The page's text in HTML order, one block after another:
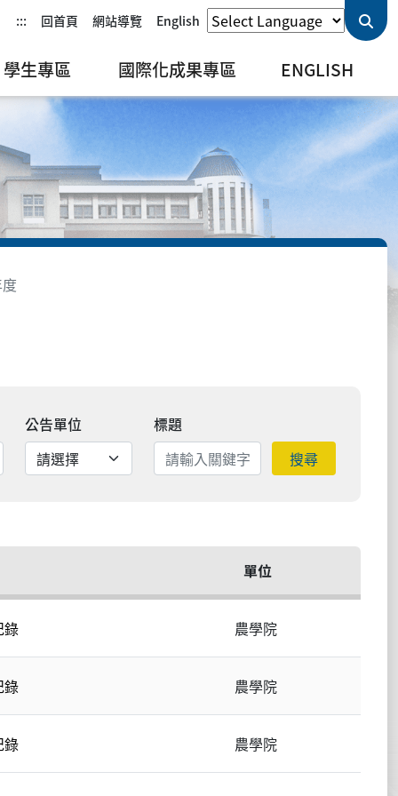
::: 回首頁 網站導覽 English
學生專區 國際化成果專區 ENGLISH
公告單位
標題
搜尋
單位
錄 農學院
錄 農學院
錄 農學院